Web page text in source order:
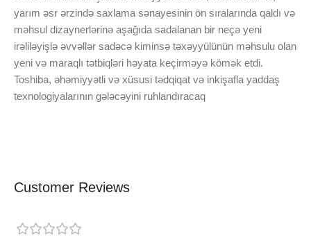
yarım əsr ərzində saxlama sənayesinin ön sıralarında qaldı və
məhsul dizaynerlərinə aşağıda sadalanan bir neçə yeni
irəliləyişlə əvvəllər sadəcə kiminsə təxəyyülünün məhsulu olan
yeni və maraqlı tətbiqləri həyata keçirməyə kömək etdi.
Toshiba, əhəmiyyətli və xüsusi tədqiqat və inkişafla yaddaş
texnologiyalarının gələcəyini ruhlandıracaq
Customer Reviews